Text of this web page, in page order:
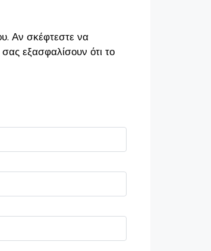
Αν σκέφτεστε να
εξασφαλίσουν ότι το